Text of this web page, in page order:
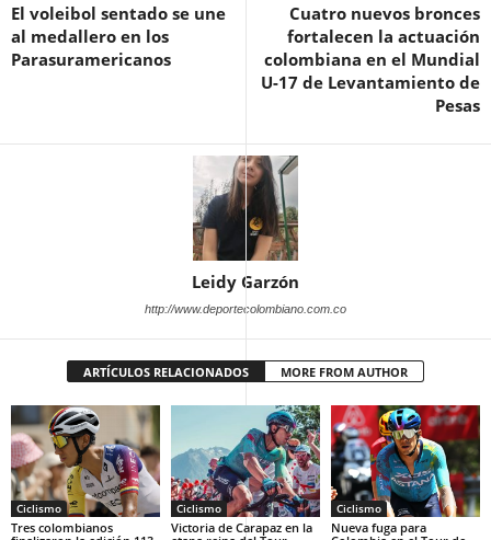
El voleibol sentado se une
al medallero en los
Parasuramericanos
Cuatro nuevos bronces
fortalecen la actuación
colombiana en el Mundial
U-17 de Levantamiento de
Pesas
Leidy Garzón
http://www.deportecolombiano.com.co
ARTÍCULOS RELACIONADOS MORE FROM AUTHOR
Ciclismo
Tres colombianos
Ciclismo
Victoria de Carapaz en la
Ciclismo
Nueva fuga para